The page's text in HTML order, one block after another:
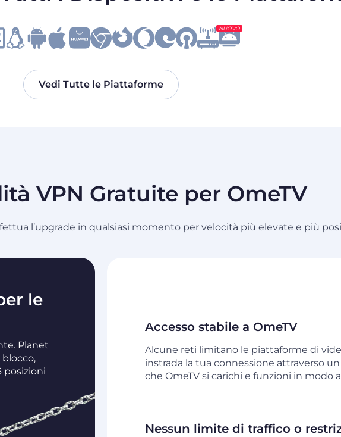
NUOVO
Vedi Tutte le Piattaforme
VPN Gratuite per OmeTV
l’upgrade in qualsiasi momento per velocità più elevate e più
le
Planet
posizioni
Accesso stabile a OmeTV
Alcune reti limitano le piattaforme di
instrada la tua connessione attraverso
che OmeTV si carichi e funzioni in modo
Nessun limite di traffico o